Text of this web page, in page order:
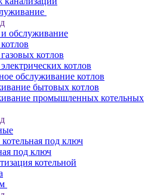
обслуживание
котлов
котлов
обслуживание котлов
бытовых котлов
промышленных котельных
котельная под ключ
под ключ
котельной